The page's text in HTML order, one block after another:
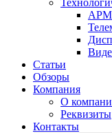
АРМ.
Статьи
Обзоры
Компания
О
Реквизиты
Контакты